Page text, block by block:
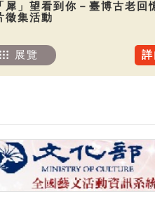
「犀」望看到你－臺博古老回
徵集活動
詳
展覽